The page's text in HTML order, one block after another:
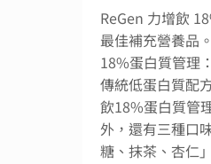
ReGen 力增飲
最佳補充營養品
18%蛋白質管理
傳統低蛋白質配
飲18%蛋白質管
外，還有三種口
糖、抹茶、杏仁